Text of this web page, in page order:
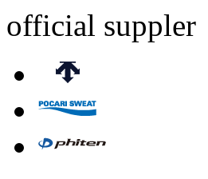
official suppler